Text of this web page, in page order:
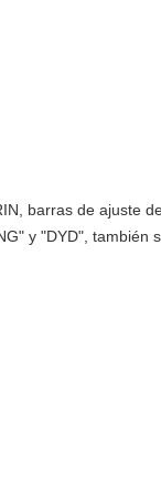
barras de ajuste
y "DYD", también